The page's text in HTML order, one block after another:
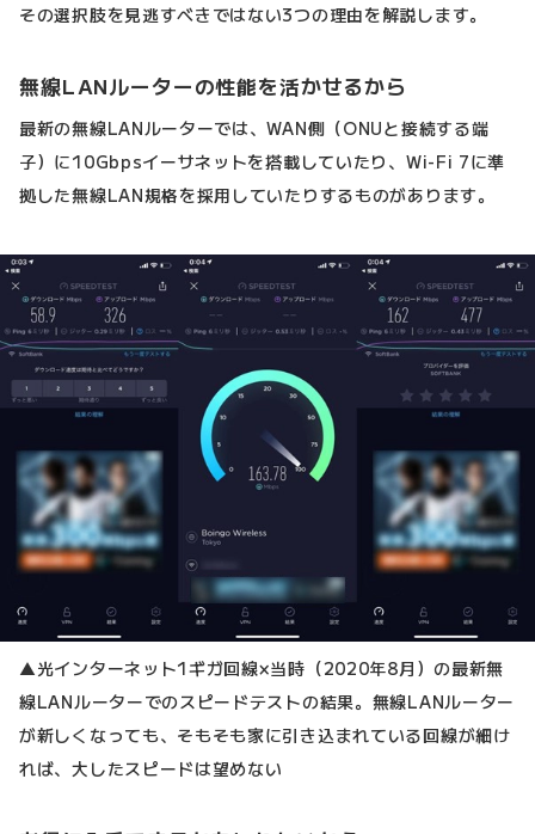
その選択肢を見逃すべきではない3つの理由を解説します。
無線LANルーターの性能を活かせるから
最新の無線LANルーターでは、WAN側（ONUと接続する端
子）に10Gbpsイーサネットを搭載していたり、Wi-Fi 7に準
拠した無線LAN規格を採用していたりするものがあります。
▲光インターネット1ギガ回線×当時（2020年8月）の最新無
線LANルーターでのスピードテストの結果。無線LANルーター
が新しくなっても、そもそも家に引き込まれている回線が細け
れば、大したスピードは望めない